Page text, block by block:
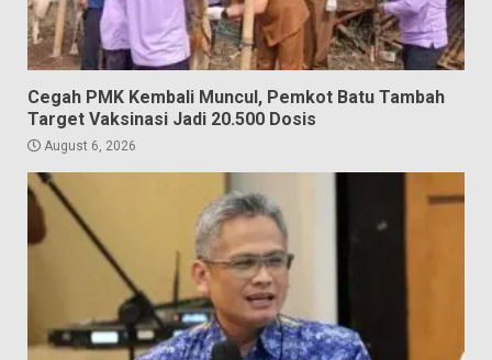
Cegah PMK Kembali Muncul, Pemkot Batu Tambah
Target Vaksinasi Jadi 20.500 Dosis
August 6, 2026